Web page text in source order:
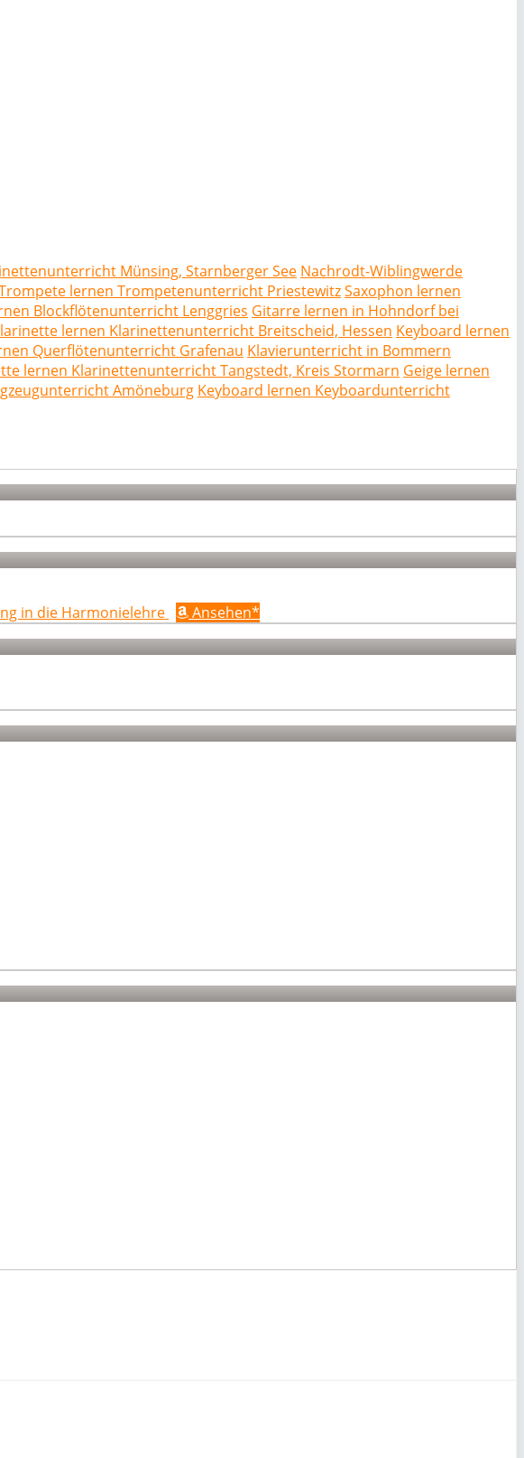
Münsing, Starnberger See Nachrodt-Wiblingwerde
lernen Trompetenunterricht PriestewitzSaxophon lernen
Blockflötenunterricht Lenggries Gitarre lernen in Hohndorf bei
lernen Klarinettenunterricht Breitscheid, Hessen Keyboard lernen
Querflötenunterricht Grafenau Klavierunterricht in Bommern
lernen Klarinettenunterricht Tangstedt, Kreis Stormarn Geige lernen
Amöneburg Keyboard lernen Keyboardunterricht
in die Harmonielehre Ansehen*